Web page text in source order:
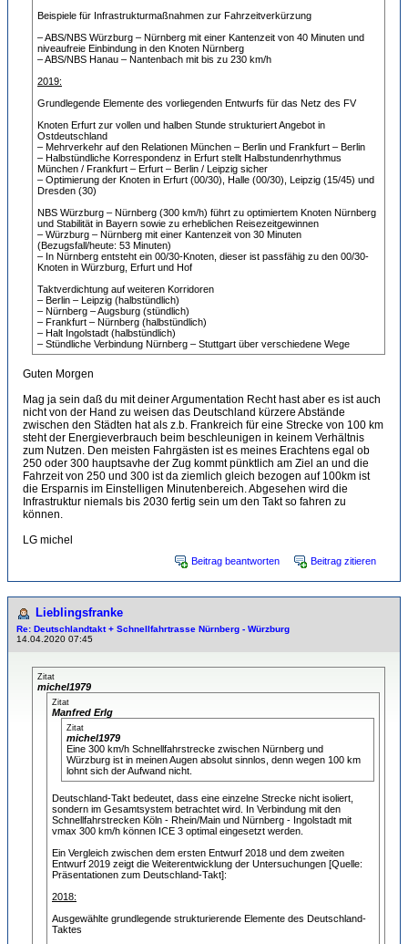
Beispiele für Infrastrukturmaßnahmen zur Fahrzeitverkürzung
– ABS/NBS Würzburg – Nürnberg mit einer Kantenzeit von 40 Minuten und
niveaufreie Einbindung in den Knoten Nürnberg
– ABS/NBS Hanau – Nantenbach mit bis zu 230 km/h
2019:
Grundlegende Elemente des vorliegenden Entwurfs für das Netz des FV
Knoten Erfurt zur vollen und halben Stunde strukturiert Angebot in
Ostdeutschland
– Mehrverkehr auf den Relationen München – Berlin und Frankfurt – Berlin
– Halbstündliche Korrespondenz in Erfurt stellt Halbstundenrhythmus
München / Frankfurt – Erfurt – Berlin / Leipzig sicher
– Optimierung der Knoten in Erfurt (00/30), Halle (00/30), Leipzig (15/45) und
Dresden (30)
NBS Würzburg – Nürnberg (300 km/h) führt zu optimiertem Knoten Nürnberg
und Stabilität in Bayern sowie zu erheblichen Reisezeitgewinnen
– Würzburg – Nürnberg mit einer Kantenzeit von 30 Minuten
(Bezugsfall/heute: 53 Minuten)
– In Nürnberg entsteht ein 00/30-Knoten, dieser ist passfähig zu den 00/30-
Knoten in Würzburg, Erfurt und Hof
Taktverdichtung auf weiteren Korridoren
– Berlin – Leipzig (halbstündlich)
– Nürnberg – Augsburg (stündlich)
– Frankfurt – Nürnberg (halbstündlich)
– Halt Ingolstadt (halbstündlich)
– Stündliche Verbindung Nürnberg – Stuttgart über verschiedene Wege
Guten Morgen
Mag ja sein daß du mit deiner Argumentation Recht hast aber es ist auch
nicht von der Hand zu weisen das Deutschland kürzere Abstände
zwischen den Städten hat als z.b. Frankreich für eine Strecke von 100 km
steht der Energieverbrauch beim beschleunigen in keinem Verhältnis
zum Nutzen. Den meisten Fahrgästen ist es meines Erachtens egal ob
250 oder 300 hauptsavhe der Zug kommt pünktlich am Ziel an und die
Fahrzeit von 250 und 300 ist da ziemlich gleich bezogen auf 100km ist
die Ersparnis im Einstelligen Minutenbereich. Abgesehen wird die
Infrastruktur niemals bis 2030 fertig sein um den Takt so fahren zu
können.
LG michel
Beitrag beantworten Beitrag zitieren
Lieblingsfranke
Re: Deutschlandtakt + Schnellfahrtrasse Nürnberg - Würzburg
14.04.2020 07:45
Zitat
michel1979
Zitat
Manfred Erlg
Zitat
michel1979
Eine 300 km/h Schnellfahrstrecke zwischen Nürnberg und
Würzburg ist in meinen Augen absolut sinnlos, denn wegen 100 km
lohnt sich der Aufwand nicht.
Deutschland-Takt bedeutet, dass eine einzelne Strecke nicht isoliert,
sondern im Gesamtsystem betrachtet wird. In Verbindung mit den
Schnellfahrstrecken Köln - Rhein/Main und Nürnberg - Ingolstadt mit
vmax 300 km/h können ICE 3 optimal eingesetzt werden.
Ein Vergleich zwischen dem ersten Entwurf 2018 und dem zweiten
Entwurf 2019 zeigt die Weiterentwicklung der Untersuchungen [Quelle:
Präsentationen zum Deutschland-Takt]:
2018:
Ausgewählte grundlegende strukturierende Elemente des Deutschland-
Taktes